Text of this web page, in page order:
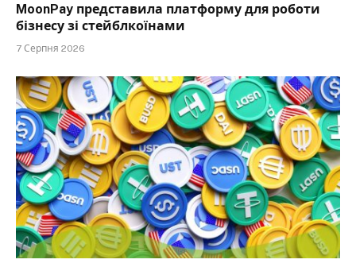
MoonPay представила платформу для роботи
бізнесу зі стейблкоїнами
7 Серпня 2026